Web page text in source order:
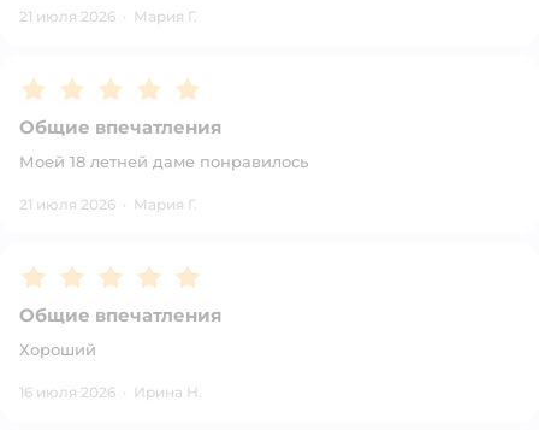
21 июля 2026 · Мария Г.
Рейтинг:5
Общие впечатления
Моей 18 летней даме понравилось
21 июля 2026 · Мария Г.
Рейтинг:5
Общие впечатления
Хороший
16 июля 2026 · Ирина Н.